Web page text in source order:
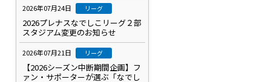
2026年07月24日 リーグ
2026プレナスなでしこリーグ２部
スタジアム変更のお知らせ
2026年07月21日 リーグ
【2026シーズン中断期間企画】フ
ァン・サポーターが選ぶ「なでし